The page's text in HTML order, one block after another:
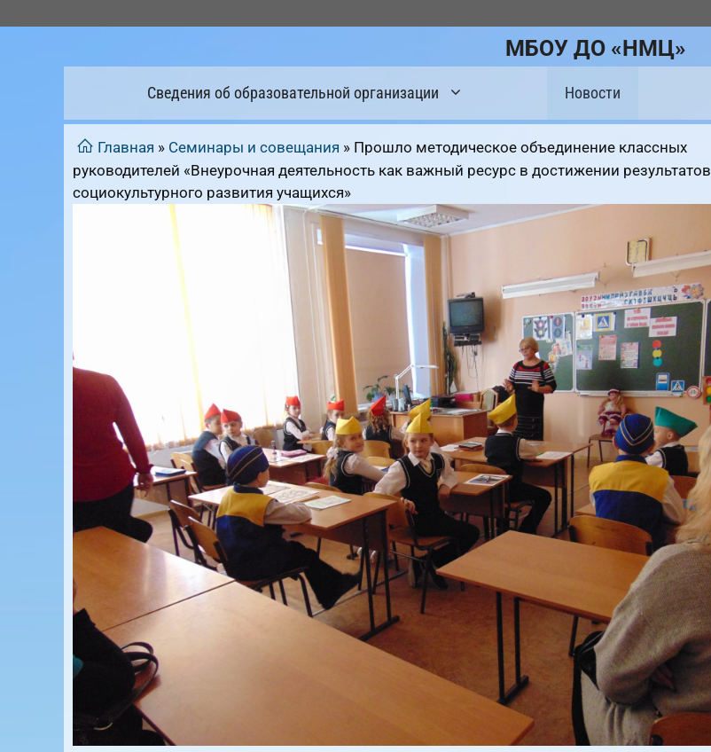
к
МБОУ ДО «НМЦ»
Сведения об образовательной организации Новости
Главная » Семинары и совещания » Прошло методическое объединение классных
руководителей «Внеурочная деятельность как важный ресурс в достижении результатов
социокультурного развития учащихся»